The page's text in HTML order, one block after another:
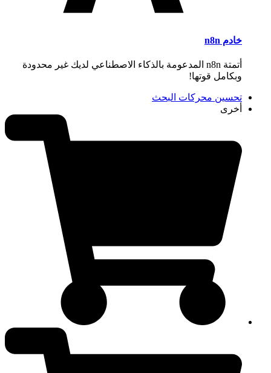
خادم n8n
أتمتة n8n المدعومة بالذكاء الاصطناعي لديك غير محدودة
وبكامل قوتها!
تحسين محركات البحث
أخرى